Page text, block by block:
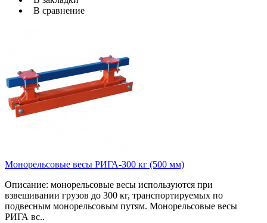
В сравнение
Монорельсовые весы РИГА-300 кг (500 мм)
Описание: монорельсовые весы используютcя при
взвешивании грузов до 300 кг, транспортируемых по
подвесным монорельсовым путям. Монорельсовые весы
РИГА вс..